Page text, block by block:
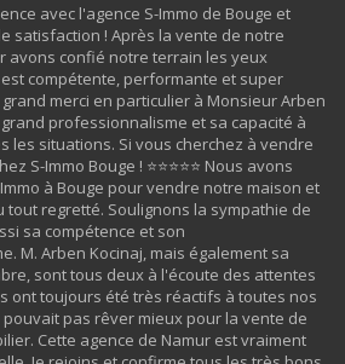
avec l'agence S-Immo de Bouge et
satisfaction ! Après la vente de notre
avons confié notre terrain les yeux
compétente, performante et super
merci en particulier à Monsieur Arben
professionnalisme et sa capacité à
les situations. Si vous cherchez à vendre
S-Immo Bouge ! ⭐⭐⭐⭐⭐ Nous avons
à Bouge pour vendre notre maison et
tout regretté. Soulignons la sympathie de
sa compétence et son
M. Arben Kocinaj, mais également sa
sont tous deux à l'écoute des attentes
ont toujours été très réactifs à toutes nos
pas rêver mieux pour la vente de
Cette agence de Namur est vraiment